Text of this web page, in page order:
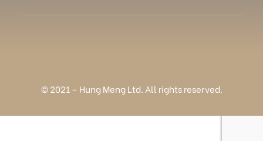
© 2021 – Hung Meng Ltd. All rights reserved.